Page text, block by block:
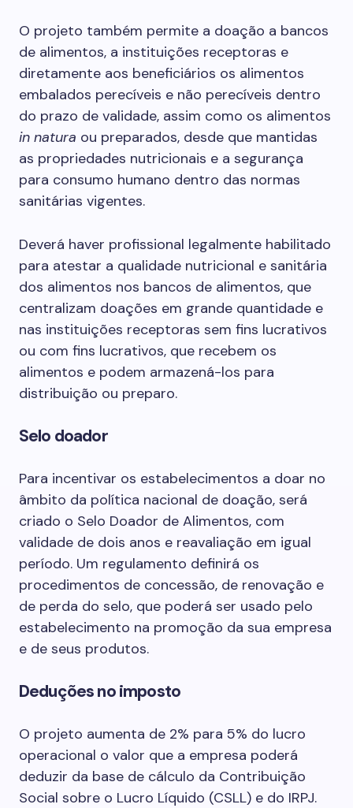
O projeto também permite a doação a bancos
de alimentos, a instituições receptoras e
diretamente aos beneficiários os alimentos
embalados perecíveis e não perecíveis dentro
do prazo de validade, assim como os alimentos
in natura ou preparados, desde que mantidas
as propriedades nutricionais e a segurança
para consumo humano dentro das normas
sanitárias vigentes.
Deverá haver profissional legalmente habilitado
para atestar a qualidade nutricional e sanitária
dos alimentos nos bancos de alimentos, que
centralizam doações em grande quantidade e
nas instituições receptoras sem fins lucrativos
ou com fins lucrativos, que recebem os
alimentos e podem armazená-los para
distribuição ou preparo.
Selo doador
Para incentivar os estabelecimentos a doar no
âmbito da política nacional de doação, será
criado o Selo Doador de Alimentos, com
validade de dois anos e reavaliação em igual
período. Um regulamento definirá os
procedimentos de concessão, de renovação e
de perda do selo, que poderá ser usado pelo
estabelecimento na promoção da sua empresa
e de seus produtos.
Deduções no imposto
O projeto aumenta de 2% para 5% do lucro
operacional o valor que a empresa poderá
deduzir da base de cálculo da Contribuição
Social sobre o Lucro Líquido (CSLL) e do IRPJ.